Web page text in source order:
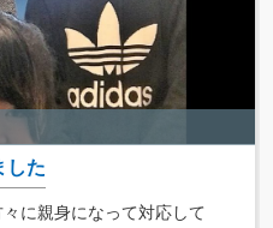
した
に親身になって対応して